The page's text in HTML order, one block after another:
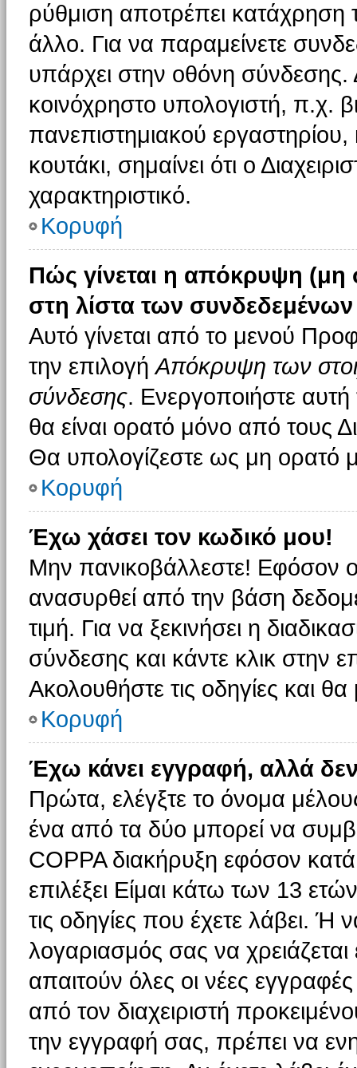
ρύθμιση αποτρέπει
άλλο. Για να παραμείνετε
υπάρχει στην οθόνη σύνδεσης.
κοινόχρηστο υπολογιστή, π.χ.
πανεπιστημιακού
κουτάκι, σημαίνει ότι ο
χαρακτηριστικό.
Κορυφή
Πώς γίνεται η απόκρυψη
στη λίστα των
Αυτό γίνεται από το μενού
την επιλογήΑπόκρυψη των
σύνδεσης. Ενεργοποιήστε
θα είναι ορατό μόνο από τους
Θα υπολογίζεστε ως μη ορατό
Κορυφή
Έχω χάσει τον κωδικό μου!
Μην πανικοβάλλεστε! Εφόσον
ανασυρθεί από την βάση
τιμή. Για να ξεκινήσει η
σύνδεσης και κάντε κλικ στην
Ακολουθήστε τις οδηγίες και
Κορυφή
Έχω κάνει εγγραφή, αλλά
Πρώτα, ελέγξτε το όνομα
ένα από τα δύο μπορεί να
COPPA διακήρυξη εφόσον κατά
επιλέξει Είμαι κάτω των 13
τις οδηγίες που έχετε λάβει. Ή
λογαριασμός σας να
απαιτούν όλες οι νέες
από τον διαχειριστή
την εγγραφή σας, πρέπει να